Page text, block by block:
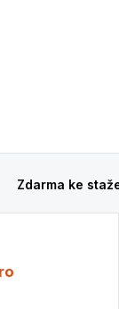
Zdarma ke